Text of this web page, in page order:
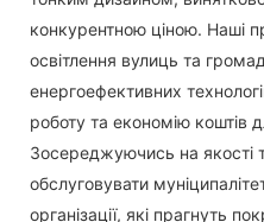
конкурентною ціною. Наші
освітлення вулиць та
енергоефективних
роботу та економію коштів
Зосереджуючись на якості
обслуговувати
організації, які прагнуть